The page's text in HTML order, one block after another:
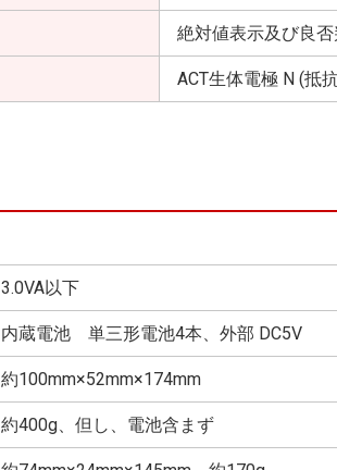
絶対値表示及び良否
ACT生体電極 N (抵
3.0VA以下
内蔵電池 単三形電池4本、外部 DC5V
約100mm×52mm×174mm
約400g、但し、電池含まず